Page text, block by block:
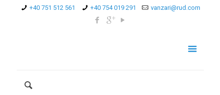
+40 751 512 561 +40 754 019 291 vanzari@rud.com